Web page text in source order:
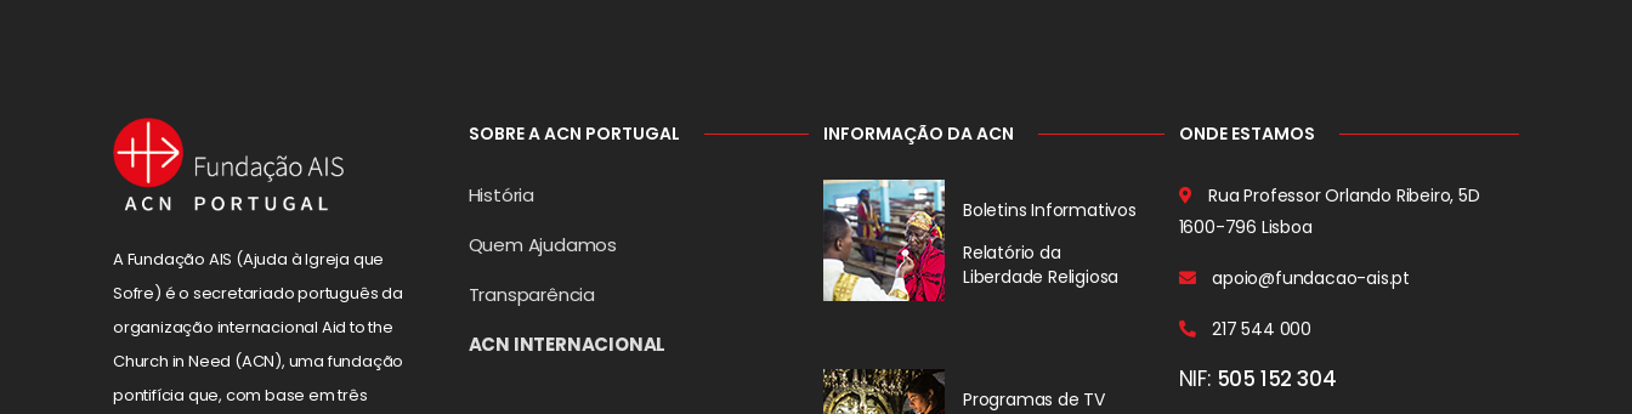
A Fundação AIS (Ajuda à Igreja que
Sofre) é o secretariado português da
organização internacional Aid to the
Church in Need (ACN), uma fundação
pontifícia que, com base em três
SOBRE A ACN PORTUGAL
História
Quem Ajudamos
Transparência
ACN INTERNACIONAL
INFORMAÇÃO DA ACN
Boletins Informativos
Relatório da
Liberdade Religiosa
Programas de TV
ONDE ESTAMOS
Rua Professor Orlando Ribeiro, 5D
1600-796 Lisboa
apoio@fundacao-ais.pt
217 544 000
NIF: 505 152 304